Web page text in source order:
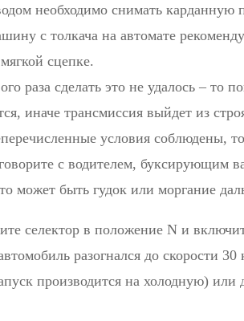
необходимо снимать карданную
с толкача на автомате
сцепке.
раза сделать это не удалось – то
иначе трансмиссия выйдет из
условия соблюдены,
с водителем, буксирующим
может быть гудок или моргание
селектор в положение N и
разогнался до скорости
производится на холодную) или